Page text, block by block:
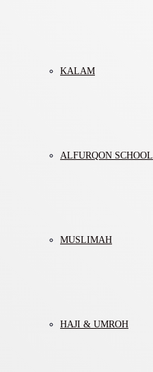
KALAM
ALFURQON SCHOOL
MUSLIMAH
HAJI & UMROH